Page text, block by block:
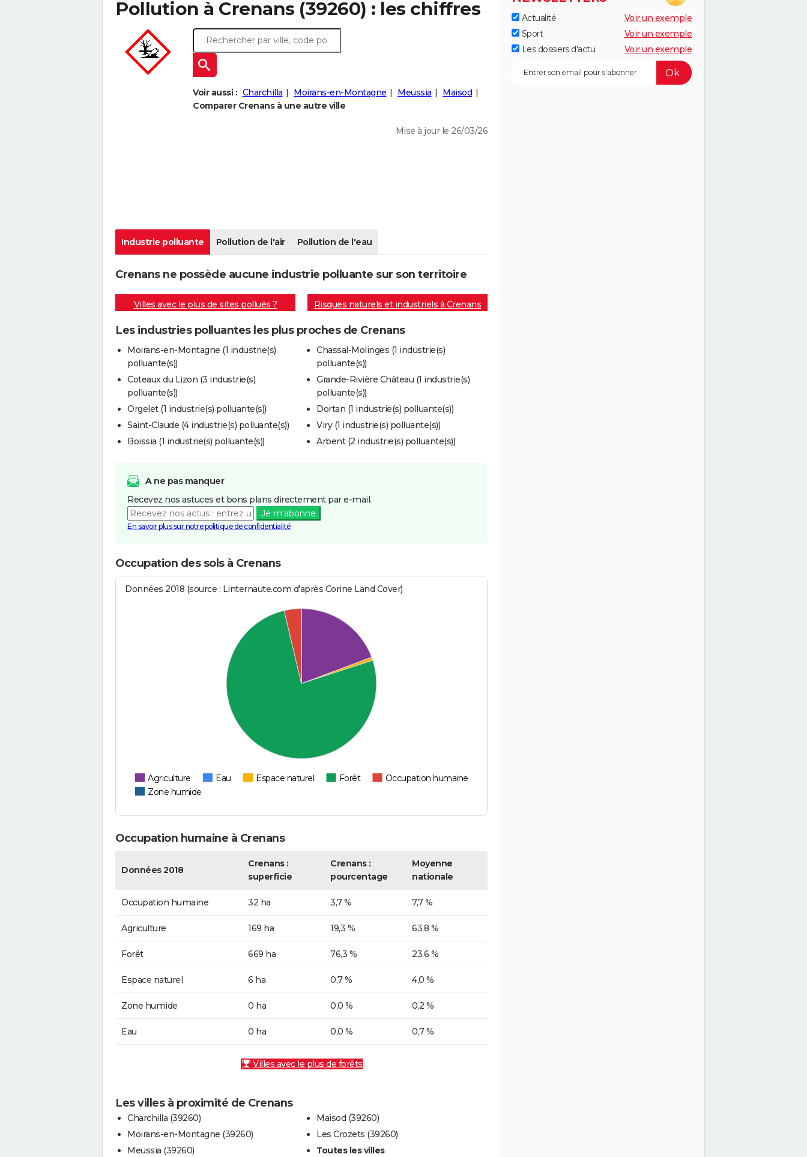
Pollution à Crenans (39260) : les chiffres
Voir aussi : Charchilla Moirans-en-Montagne Meussia
Maisod
Comparer Crenans à une autre ville
Mise à jour le 26/03/26
Industrie polluante Pollution de l'air Pollution de l'eau
Crenans ne possède aucune industrie polluante sur son territoire
Villes avec le plus de sites pollués ? Risques naturels et industriels à Crenans
Les industries polluantes les plus proches de Crenans
Moirans-en-Montagne (1 industrie(s)
polluante(s))
Coteaux du Lizon (3 industrie(s)
polluante(s))
Orgelet (1 industrie(s) polluante(s))
Saint-Claude (4 industrie(s) polluante(s))
Boissia (1 industrie(s) polluante(s))
Chassal-Molinges (1 industrie(s)
polluante(s))
Grande-Rivière Château (1 industrie(s)
polluante(s))
Dortan (1 industrie(s) polluante(s))
Viry (1 industrie(s) polluante(s))
Arbent (2 industrie(s) polluante(s))
A ne pas manquer
Recevez nos astuces et bons plans directement par e-mail.
Je m'abonne
En savoir plus sur notre politique de confidentialité
Occupation des sols à Crenans
Données 2018 (source : Linternaute.com d'après Corine Land Cover)
Agriculture Eau Espace naturel Forêt
Occupation humaine
Zone humide
Occupation humaine à Crenans
Données 2018
Crenans :
superficie
Crenans :
pourcentage
Moyenne
nationale
Occupation humaine 32 ha 3,7 % 7,7 %
Agriculture 169 ha 19,3 % 63,8 %
Forêt 669 ha 76,3 % 23,6 %
Espace naturel 6 ha 0,7 % 4,0 %
Zone humide 0 ha 0,0 % 0,2 %
Eau 0 ha 0,0 % 0,7 %
Villes avec le plus de forêts
Les villes à proximité de Crenans
Charchilla (39260)
Moirans-en-Montagne (39260)
Meussia (39260)
Maisod (39260)
Les Crozets (39260)
Toutes les villes
Actualité
Voir un exemple
Sport
Voir un exemple
Les dossiers d'actu
Voir un exemple